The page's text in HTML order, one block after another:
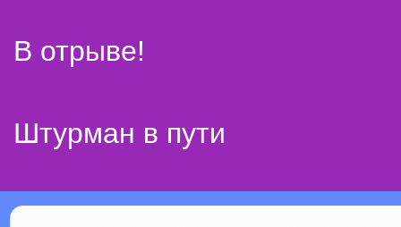
В отрыве!
Штурман в пути